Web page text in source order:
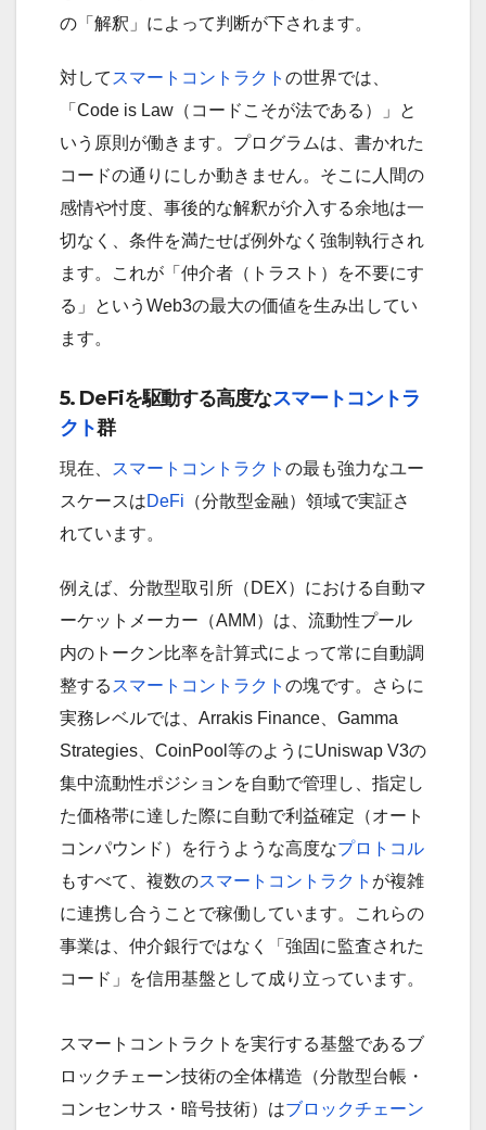
の「解釈」によって判断が下されます。
対して スマートコントラクト の世界では、
「Code is Law（コードこそが法である）」と
いう原則が働きます。プログラムは、書かれた
コードの通りにしか動きません。そこに人間の
感情や忖度、事後的な解釈が介入する余地は一
切なく、条件を満たせば例外なく強制執行され
ます。これが「仲介者（トラスト）を不要にす
る」というWeb3の最大の価値を生み出してい
ます。
5. DeFiを駆動する高度なスマートコントラ
クト群
現在、 スマートコントラクト の最も強力なユー
スケースはDeFi （分散型金融）領域で実証さ
れています。
例えば、分散型取引所（DEX）における自動マ
ーケットメーカー（AMM）は、流動性プール
内のトークン比率を計算式によって常に自動調
整する スマートコントラクト の塊です。さらに
実務レベルでは、Arrakis Finance、Gamma
Strategies、CoinPool等のようにUniswap V3の
集中流動性ポジションを自動で管理し、指定し
た価格帯に達した際に自動で利益確定（オート
コンパウンド）を行うような高度なプロトコル
もすべて、複数のスマートコントラクト が複雑
に連携し合うことで稼働しています。これらの
事業は、仲介銀行ではなく「強固に監査された
コード」を信用基盤として成り立っています。
スマートコントラクトを実行する基盤であるブ
ロックチェーン技術の全体構造（分散型台帳・
コンセンサス・暗号技術）はブロックチェーン